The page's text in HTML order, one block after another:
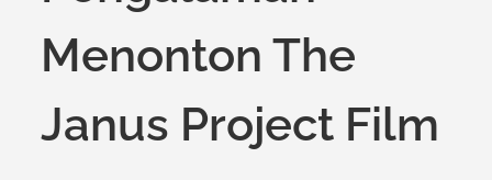
Menonton The
Janus Project Film